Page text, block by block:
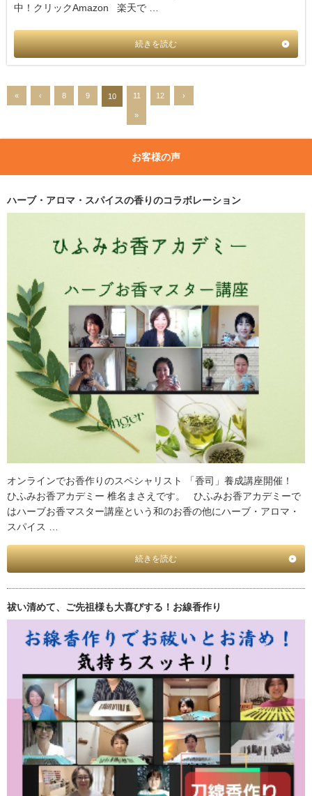
中！クリックAmazon 楽天で …
続きを読む
« ‹ 8 9 10 11 12 ›
»
お客様の声
ハーブ・アロマ・スパイスの香りのコラボレーション
オンラインでお香作りのスペシャリスト 「香司」養成講座開催！
ひふみお香アカデミー 椎名まさえです。 ひふみお香アカデミーで
はハーブお香マスター講座という和のお香の他にハーブ・アロマ・
スパイス …
続きを読む
祓い清めて、ご先祖様も大喜びする！お線香作り